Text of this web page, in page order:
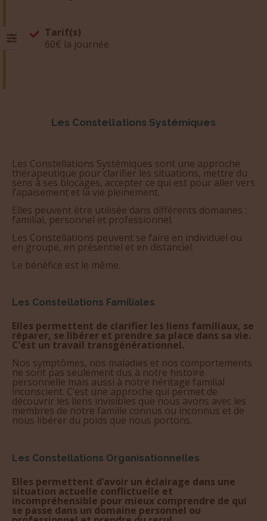
Tarif(s)
60€ la journée
Les Constellations Systémiques
Les Constellations Systémiques sont une approche
thérapeutique pour clarifier les situations, mettre du
sens à ses blocages, accepter ce qui est pour aller vers
l’apaisement et la vie pleinement.
Elles peuvent être utilisée dans différents domaines :
familial, personnel et professionnel.
Les Constellations peuvent se faire en individuel ou
en groupe, en présentiel et en distanciel.
Le bénéfice est le même.
Les Constellations Familiales
Elles permettent de clarifier les liens familiaux, se
réparer, se libérer et prendre sa place dans sa vie.
C’est un travail transgénérationnel.
Nos symptômes, nos maladies et nos comportements
ne sont pas seulement dus à notre histoire
personnelle mais aussi à notre héritage familial
inconscient. C’est une approche qui permet de
découvrir les liens invisibles que nous avons avec les
membres de notre famille connus ou inconnus et de
nous libérer du poids que nous portons.
Les Constellations Organisationnelles
Elles permettent d’avoir un éclairage dans une
situation actuelle conflictuelle et
incompréhensible pour mieux comprendre de qui
se passe dans un domaine personnel ou
professionnel et prendre du recul.